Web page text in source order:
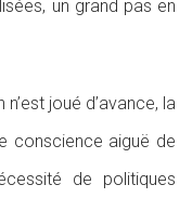
un grand pas en
joué d’avance, la
conscience aiguë de
de politiques